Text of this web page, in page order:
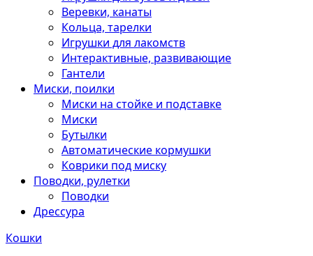
Веревки, канаты
Кольца, тарелки
Игрушки для лакомств
Интерактивные, развивающие
Гантели
Миски, поилки
Миски на стойке и подставке
Миски
Бутылки
Автоматические кормушки
Коврики под миску
Поводки, рулетки
Поводки
Дрессура
Кошки